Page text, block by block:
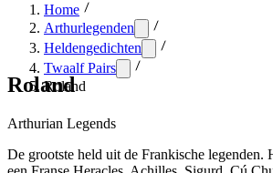
Home
Arthurlegenden
Heldengedichten
Twaalf Pairs
Roland
Roland
Arthurian Legends
De grootste held uit de Frankische legenden.